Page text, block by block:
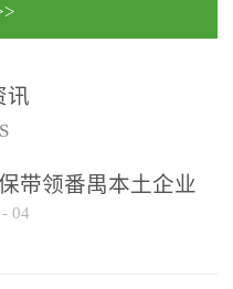
家通过设在对外开放口
及各出入境边防检查
讯
带领番禺本​土企业
向“新”
- 04